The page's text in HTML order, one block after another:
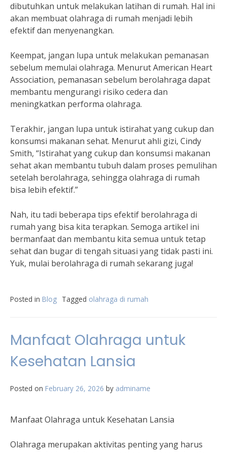
dibutuhkan untuk melakukan latihan di rumah. Hal ini
akan membuat olahraga di rumah menjadi lebih
efektif dan menyenangkan.
Keempat, jangan lupa untuk melakukan pemanasan
sebelum memulai olahraga. Menurut American Heart
Association, pemanasan sebelum berolahraga dapat
membantu mengurangi risiko cedera dan
meningkatkan performa olahraga.
Terakhir, jangan lupa untuk istirahat yang cukup dan
konsumsi makanan sehat. Menurut ahli gizi, Cindy
Smith, “Istirahat yang cukup dan konsumsi makanan
sehat akan membantu tubuh dalam proses pemulihan
setelah berolahraga, sehingga olahraga di rumah
bisa lebih efektif.”
Nah, itu tadi beberapa tips efektif berolahraga di
rumah yang bisa kita terapkan. Semoga artikel ini
bermanfaat dan membantu kita semua untuk tetap
sehat dan bugar di tengah situasi yang tidak pasti ini.
Yuk, mulai berolahraga di rumah sekarang juga!
Posted in Blog Tagged olahraga di rumah
Manfaat Olahraga untuk
Kesehatan Lansia
Posted on February 26, 2026 by adminame
Manfaat Olahraga untuk Kesehatan Lansia
Olahraga merupakan aktivitas penting yang harus